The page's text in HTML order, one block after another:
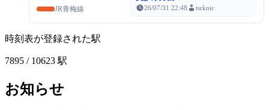
JR青梅線 26/07/31 22:48 tsrknic
時刻表が登録された駅
7895 / 10623 駅
お知らせ